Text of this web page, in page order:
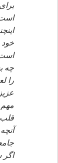
چه
را